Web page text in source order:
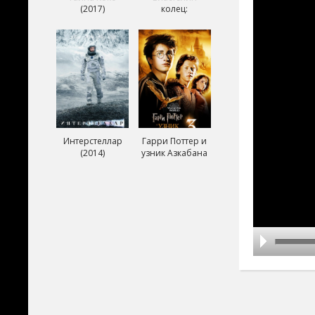
(2017)
колец:
короля (2003)
Интерстеллар
(2014)
Гарри Поттер и
узник Азкабана